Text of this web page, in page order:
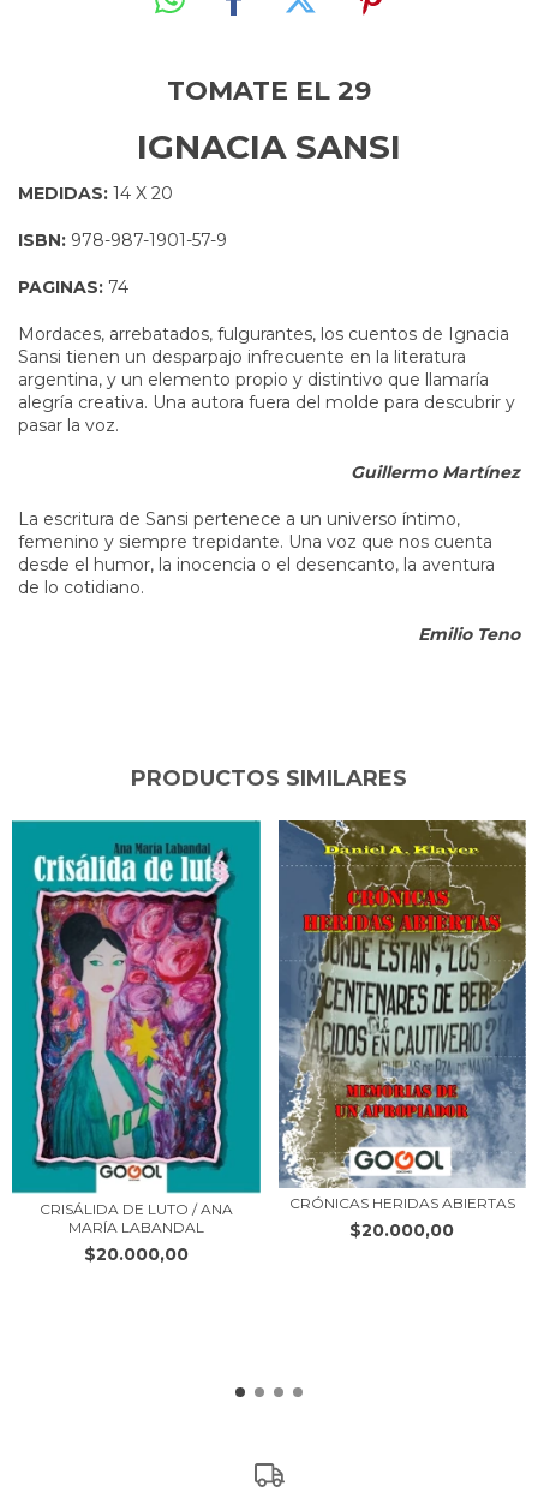
TOMATE EL 29
IGNACIA SANSI
MEDIDAS: 14 X 20
ISBN: 978-987-1901-57-9
PAGINAS: 74
Mordaces, arrebatados, fulgurantes, los cuentos de Ignacia
Sansi tienen un desparpajo infrecuente en la literatura
argentina, y un elemento propio y distintivo que llamaría
alegría creativa. Una autora fuera del molde para descubrir y
pasar la voz.
Guillermo Martínez
La escritura de Sansi pertenece a un universo íntimo,
femenino y siempre trepidante. Una voz que nos cuenta
desde el humor, la inocencia o el desencanto, la aventura
de lo cotidiano.
Emilio Teno
PRODUCTOS SIMILARES
CRISÁLIDA DE LUTO / ANA
MARÍA LABANDAL
$20.000,00
CRÓNICAS HERIDAS ABIERTAS
$20.000,00